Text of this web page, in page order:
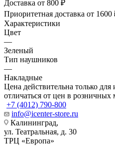
Доставка от 800 ₽
Приоритетная доставка от 1600
Характеристики
Цвет
—
Зеленый
Тип наушников
—
Накладные
Цена действительна только
отличаться от цен в розничных
+7 (4012) 790-800
info@icenter-store.ru
Калининград,
ул. Театральная, д. 30
ТРЦ «Европа»